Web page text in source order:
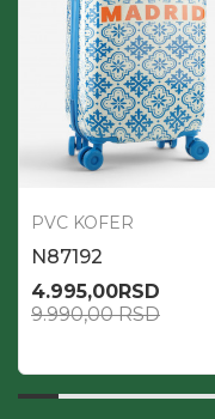
PVC KOFER
N87192
4.995,00RSD
9.990,00RSD